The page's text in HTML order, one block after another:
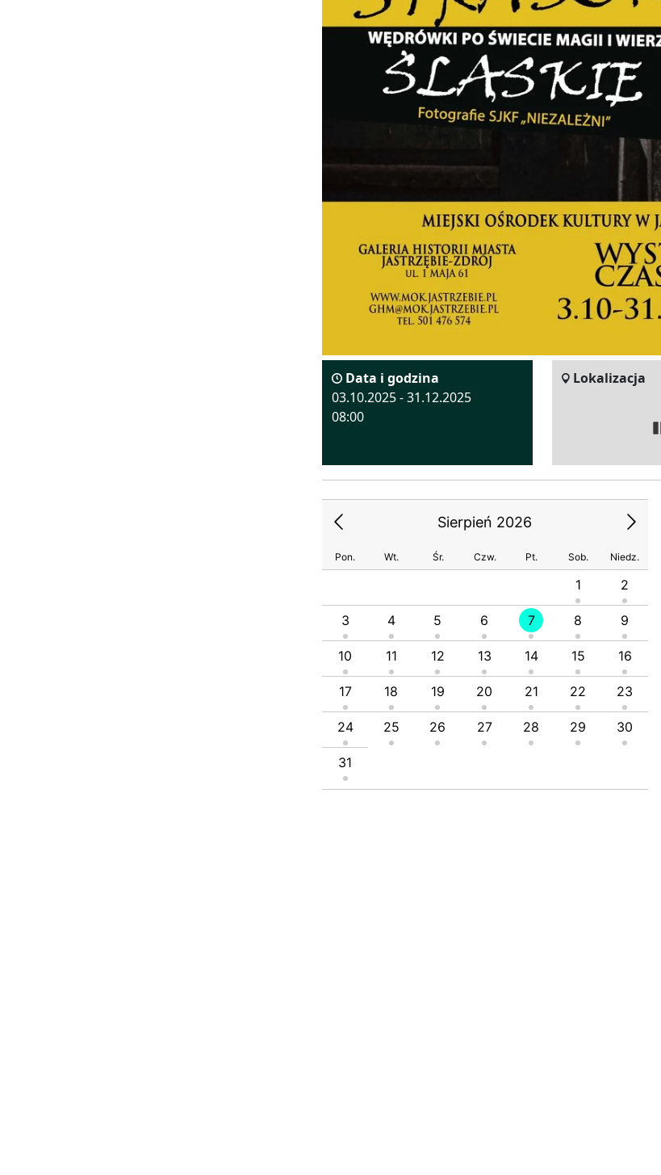
Data i godzina
03.10.2025 - 31.12.2025
08:00
Lokalizacja
Sierpień 2026
Pon. Wt. Śr. Czw. Pt. Sob. Niedz.
1 2
3 4 5 6 7 8 9
10 11 12 13 14 15 16
17 18 19 20 21 22 23
24 25 26 27 28 29 30
31